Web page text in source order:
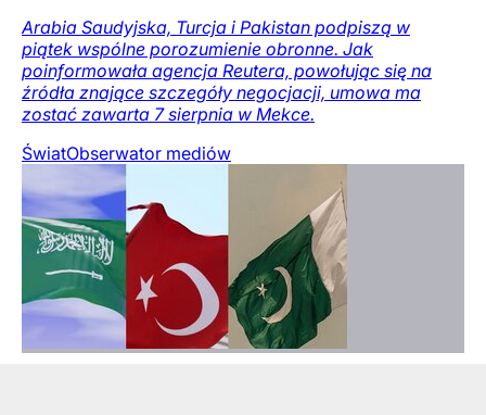
Arabia Saudyjska, Turcja i Pakistan podpiszą w
piątek wspólne porozumienie obronne. Jak
poinformowała agencja Reutera, powołując się na
źródła znające szczegóły negocjacji, umowa ma
zostać zawarta 7 sierpnia w Mekce.
ŚwiatObserwator mediów